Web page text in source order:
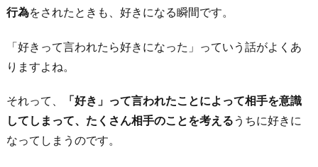
行為をされたときも、好きになる瞬間です。
「好きって言われたら好きになった」っていう話がよくあ
りますよね。
それって、
「好き」って言われたことによって相手を意識
してしまって、たくさん相手のことを考える うちに好きに
なってしまうのです。